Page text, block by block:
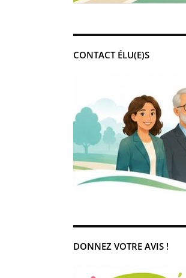
CONTACT ÉLU(E)S
DONNEZ VOTRE AVIS !